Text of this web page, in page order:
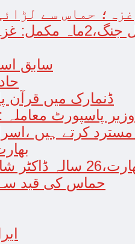
غزہ؛ حماس سے
شہید
سابق
ڈنمارک میں قرآن
وزیر پاسپورٹ
کرتے ہیں
شاہانہ نے جہیز کے تقاضے پر اپنی زندگی کا خاتمہ کر لیا
حماس کی قید سے